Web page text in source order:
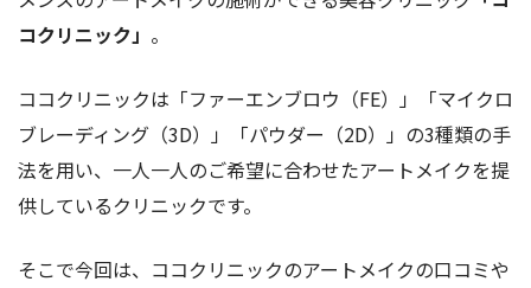
コクリニック」 。
ココクリニックは「ファーエンブロウ（FE）」「マイクロ
ブレーディング（3D）」「パウダー（2D）」 の3種類の手
法を用い、一人一人のご希望に合わせたアートメイクを提
供しているクリニックです。
そこで今回は、ココクリニックのアートメイクの口コミや